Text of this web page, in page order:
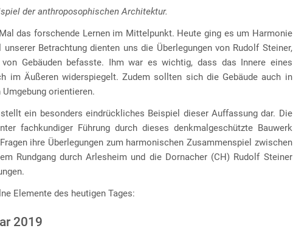
der anthroposophischen Architektur.
das forschende Lernen im Mittelpunkt. Heute ging es um Harmonie
Betrachtung dienten uns die Überlegungen von Rudolf Steiner,
Gebäuden befasste. Ihm war es wichtig, dass das Innere eines
im Äußeren widerspiegelt. Zudem sollten sich die Gebäude auch in
orientieren.
ein besonders eindrückliches Beispiel dieser Auffassung dar. Die
fachkundiger Führung durch dieses denkmalgeschützte Bauwerk
ihre Überlegungen zum harmonischen Zusammenspiel zwischen
Rundgang durch Arlesheim und die Dornacher (CH) Rudolf Steiner
Elemente des heutigen Tages:
2019